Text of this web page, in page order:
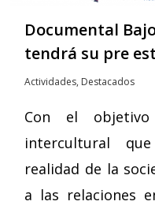
Documental
tendrá su pre
Actividades, Destacados
Con el
intercultural
realidad de la
a las relaciones